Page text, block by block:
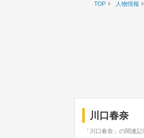
TOP 人物情報
川口春奈
「川口春奈」の関連